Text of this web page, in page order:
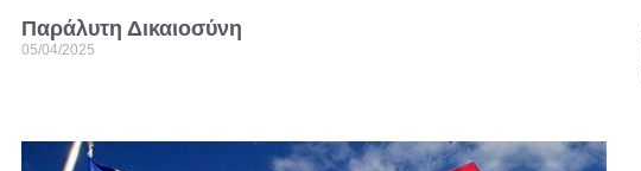
Παράλυτη Δικαιοσύνη
05/04/2025